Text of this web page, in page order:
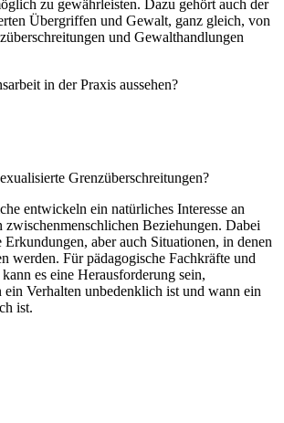
zu gewährleisten. Dazu gehört auch der
Übergriffen und Gewalt, ganz gleich, von
und Gewalthandlungen
in der Praxis aussehen?
Grenzüberschreitungen?
entwickeln ein natürliches Interesse an
Beziehungen. Dabei
Erkundungen, aber auch Situationen, in denen
werden. Für pädagogische Fachkräfte und
es eine Herausforderung sein,
ein Verhalten unbedenklich ist und wann ein
ist.